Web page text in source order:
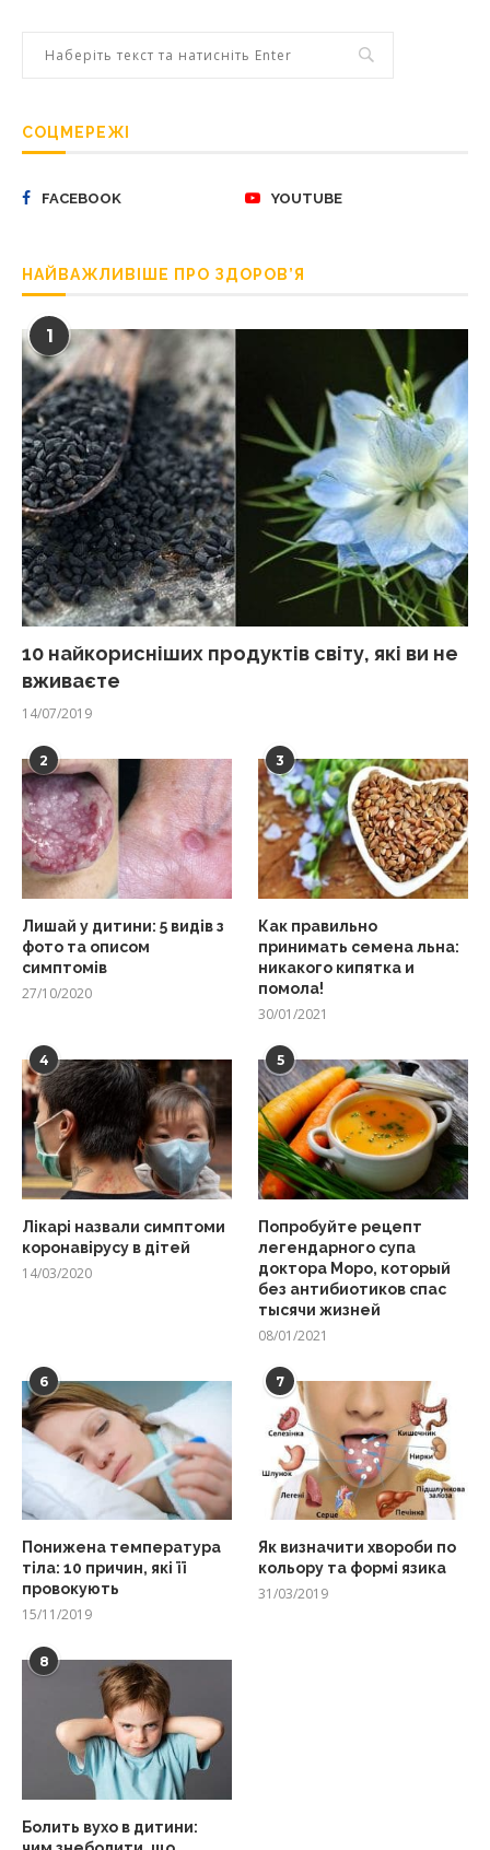
СОЦМЕРЕЖІ
FACEBOOK YOUTUBE
НАЙВАЖЛИВІШЕ ПРО ЗДОРОВ’Я
1
10 найкорисніших продуктів світу, які ви не
вживаєте
14/07/2019
2
Лишай у дитини: 5 видів з
фото та описом
симптомів
27/10/2020
3
Как правильно
принимать семена льна:
никакого кипятка и
помола!
30/01/2021
4
Лікарі назвали симптоми
коронавірусу в дітей
14/03/2020
5
Попробуйте рецепт
легендарного супа
доктора Моро, который
без антибиотиков спас
тысячи жизней
08/01/2021
6
Понижена температура
тіла: 10 причин, які її
провокують
15/11/2019
7
Як визначити хвороби по
кольору та формі язика
31/03/2019
8
Болить вухо в дитини: